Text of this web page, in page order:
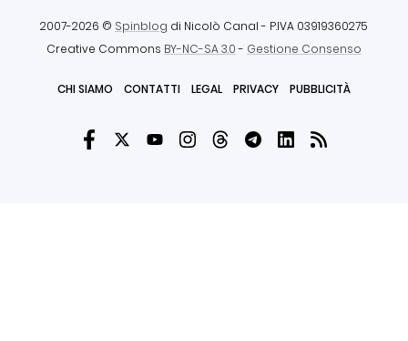
2007-2026 © Spinblog di Nicolò Canal - P.IVA 03919360275
Creative Commons BY-NC-SA 3.0- Gestione Consenso
CHI SIAMO CONTATTI LEGAL PRIVACY PUBBLICITÀ